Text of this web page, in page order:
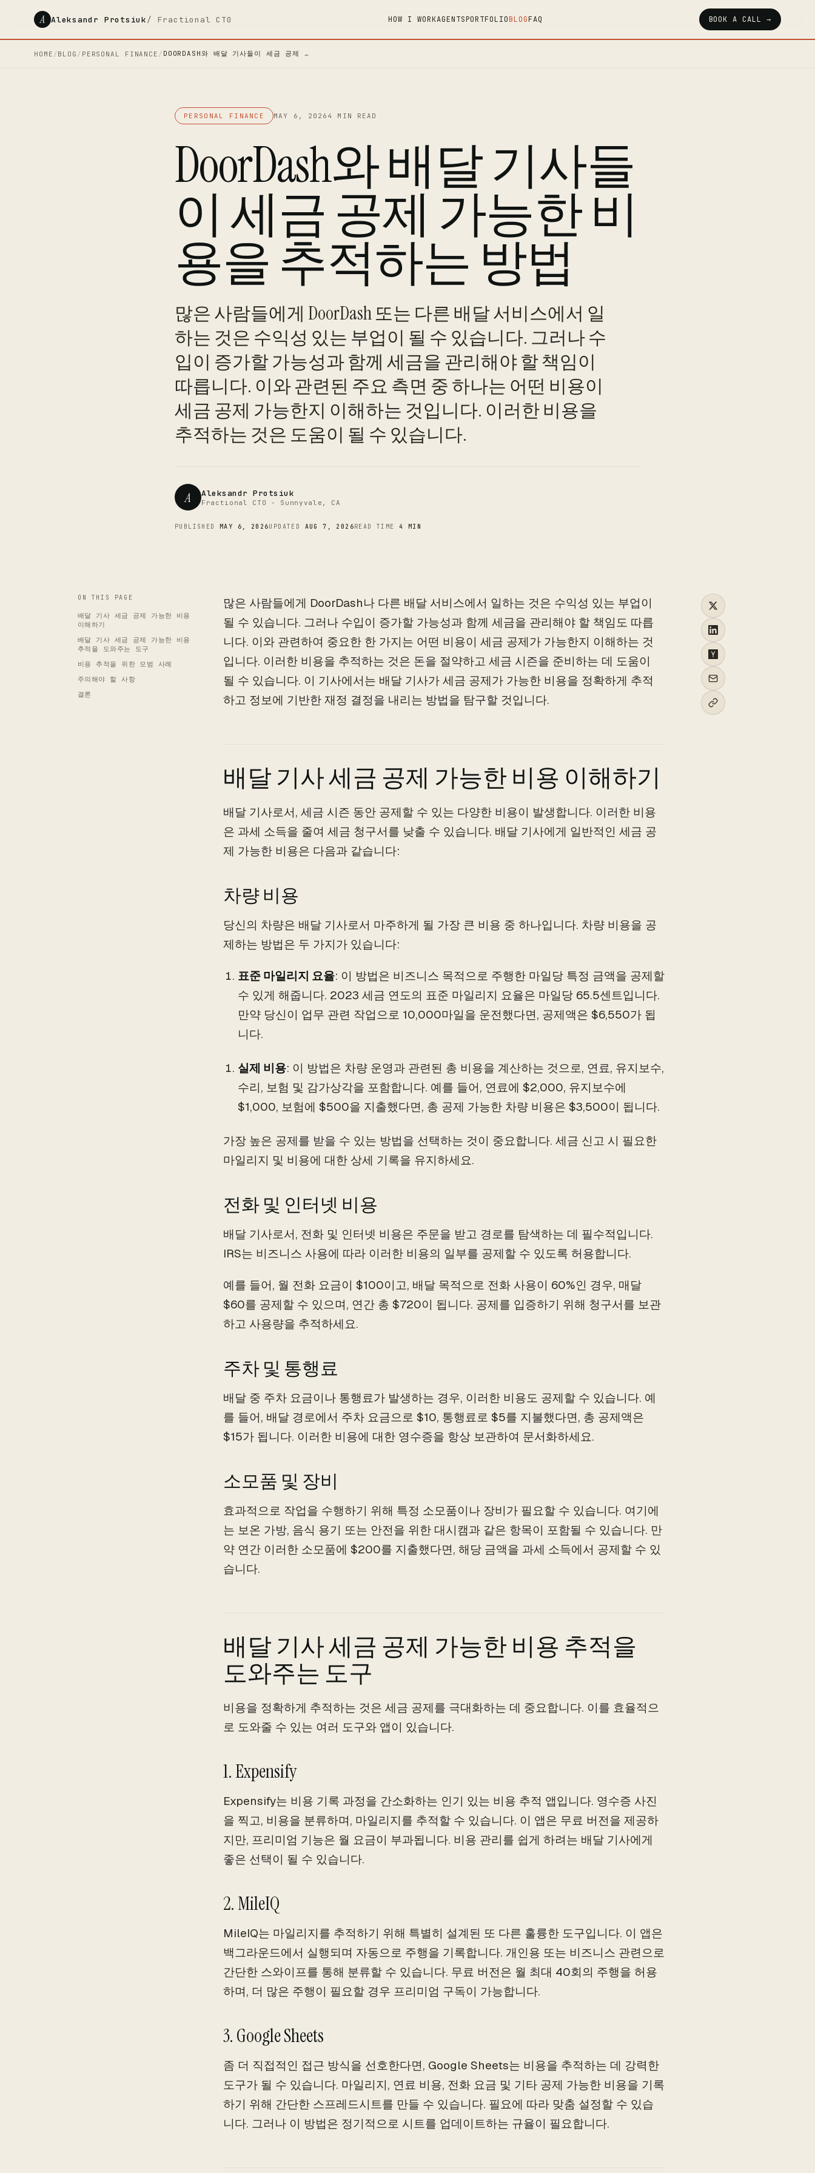
A Aleksandr Protsiuk/ Fractional CTO HOW I WORKAGENTSPORTFOLIOBLOGFAQ BOOK A CALL →
HOME /BLOG / PERSONAL FINANCE / DOORDASH와 배달 기사들이 세금 공제 …
PERSONAL FINANCE MAY 6, 2026 4 MIN READ
DoorDash와 배달 기사들
이 세금 공제 가능한 비
용을 추적하는 방법
많은 사람들에게 DoorDash 또는 다른 배달 서비스에서 일
하는 것은 수익성 있는 부업이 될 수 있습니다. 그러나 수
입이 증가할 가능성과 함께 세금을 관리해야 할 책임이
따릅니다. 이와 관련된 주요 측면 중 하나는 어떤 비용이
세금 공제 가능한지 이해하는 것입니다. 이러한 비용을
추적하는 것은 도움이 될 수 있습니다.
A Aleksandr Protsiuk
Fractional CTO - Sunnyvale, CA
PUBLISHED MAY 6, 2026UPDATED AUG 7, 2026READ TIME4 MIN
CTO
ON THIS PAGE
배달 기사 세금 공제 가능한 비용
이해하기
배달 기사 세금 공제 가능한 비용
추적을 도와주는 도구
비용 추적을 위한 모범 사례
주의해야 할 사항
결론
많은 사람들에게 DoorDash나 다른 배달 서비스에서 일하는 것은 수익성 있는 부업이
될 수 있습니다. 그러나 수입이 증가할 가능성과 함께 세금을 관리해야 할 책임도 따릅
니다. 이와 관련하여 중요한 한 가지는 어떤 비용이 세금 공제가 가능한지 이해하는 것
입니다. 이러한 비용을 추적하는 것은 돈을 절약하고 세금 시즌을 준비하는 데 도움이
될 수 있습니다. 이 기사에서는 배달 기사가 세금 공제가 가능한 비용을 정확하게 추적
하고 정보에 기반한 재정 결정을 내리는 방법을 탐구할 것입니다.
배달 기사 세금 공제 가능한 비용 이해하기
배달 기사로서, 세금 시즌 동안 공제할 수 있는 다양한 비용이 발생합니다. 이러한 비용
은 과세 소득을 줄여 세금 청구서를 낮출 수 있습니다. 배달 기사에게 일반적인 세금 공
제 가능한 비용은 다음과 같습니다:
차량 비용
당신의 차량은 배달 기사로서 마주하게 될 가장 큰 비용 중 하나입니다. 차량 비용을 공
제하는 방법은 두 가지가 있습니다:
표준 마일리지 요율: 이 방법은 비즈니스 목적으로 주행한 마일당 특정 금액을 공제할
수 있게 해줍니다. 2023 세금 연도의 표준 마일리지 요율은 마일당 65.5센트입니다.
만약 당신이 업무 관련 작업으로 10,000마일을 운전했다면, 공제액은 $6,550가 됩
니다.
실제 비용: 이 방법은 차량 운영과 관련된 총 비용을 계산하는 것으로, 연료, 유지보수,
수리, 보험 및 감가상각을 포함합니다. 예를 들어, 연료에 $2,000, 유지보수에
$1,000, 보험에 $500을 지출했다면, 총 공제 가능한 차량 비용은 $3,500이 됩니다.
가장 높은 공제를 받을 수 있는 방법을 선택하는 것이 중요합니다. 세금 신고 시 필요한
마일리지 및 비용에 대한 상세 기록을 유지하세요.
전화 및 인터넷 비용
배달 기사로서, 전화 및 인터넷 비용은 주문을 받고 경로를 탐색하는 데 필수적입니다.
IRS는 비즈니스 사용에 따라 이러한 비용의 일부를 공제할 수 있도록 허용합니다.
예를 들어, 월 전화 요금이 $100이고, 배달 목적으로 전화 사용이 60%인 경우, 매달
$60를 공제할 수 있으며, 연간 총 $720이 됩니다. 공제를 입증하기 위해 청구서를 보관
하고 사용량을 추적하세요.
주차 및 통행료
배달 중 주차 요금이나 통행료가 발생하는 경우, 이러한 비용도 공제할 수 있습니다. 예
를 들어, 배달 경로에서 주차 요금으로 $10, 통행료로 $5를 지불했다면, 총 공제액은
$15가 됩니다. 이러한 비용에 대한 영수증을 항상 보관하여 문서화하세요.
소모품 및 장비
효과적으로 작업을 수행하기 위해 특정 소모품이나 장비가 필요할 수 있습니다. 여기에
는 보온 가방, 음식 용기 또는 안전을 위한 대시캠과 같은 항목이 포함될 수 있습니다. 만
약 연간 이러한 소모품에 $200를 지출했다면, 해당 금액을 과세 소득에서 공제할 수 있
습니다.
배달 기사 세금 공제 가능한 비용 추적을
도와주는 도구
비용을 정확하게 추적하는 것은 세금 공제를 극대화하는 데 중요합니다. 이를 효율적으
로 도와줄 수 있는 여러 도구와 앱이 있습니다.
1. Expensify
Expensify는 비용 기록 과정을 간소화하는 인기 있는 비용 추적 앱입니다. 영수증 사진
을 찍고, 비용을 분류하며, 마일리지를 추적할 수 있습니다. 이 앱은 무료 버전을 제공하
지만, 프리미엄 기능은 월 요금이 부과됩니다. 비용 관리를 쉽게 하려는 배달 기사에게
좋은 선택이 될 수 있습니다.
2. MileIQ
MileIQ는 마일리지를 추적하기 위해 특별히 설계된 또 다른 훌륭한 도구입니다. 이 앱은
백그라운드에서 실행되며 자동으로 주행을 기록합니다. 개인용 또는 비즈니스 관련으로
간단한 스와이프를 통해 분류할 수 있습니다. 무료 버전은 월 최대 40회의 주행을 허용
하며, 더 많은 주행이 필요할 경우 프리미엄 구독이 가능합니다.
3. Google Sheets
좀 더 직접적인 접근 방식을 선호한다면, Google Sheets는 비용을 추적하는 데 강력한
도구가 될 수 있습니다. 마일리지, 연료 비용, 전화 요금 및 기타 공제 가능한 비용을 기록
하기 위해 간단한 스프레드시트를 만들 수 있습니다. 필요에 따라 맞춤 설정할 수 있습
니다. 그러나 이 방법은 정기적으로 시트를 업데이트하는 규율이 필요합니다.